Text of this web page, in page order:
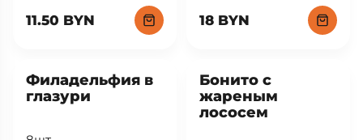
11.50 BYN 18 BYN
Филадельфия в
глазури
Бонито с
жареным
лососем